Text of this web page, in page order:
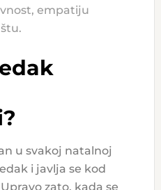
empatiju
u svakoj natalnoj
i javlja se kod
zato, kada se